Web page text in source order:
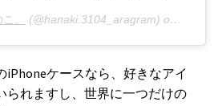
。 (@hanaki.3104_aragram) on
iPhoneケースなら、好きなアイ
られますし、世界に一つだけの